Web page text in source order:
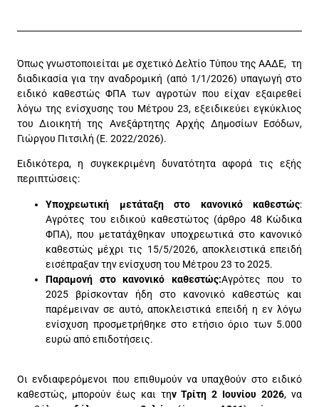
Όπως γνωστοποιείται με σχετικό Δελτίο Τύπου της ΑΑΔΕ, τη
διαδικασία για την αναδρομική (από 1/1/2026) υπαγωγή στο
ειδικό καθεστώς ΦΠΑ των αγροτών που είχαν εξαιρεθεί
λόγω της ενίσχυσης του Μέτρου 23, εξειδικεύει εγκύκλιος
του Διοικητή της Ανεξάρτητης Αρχής Δημοσίων Εσόδων,
Γιώργου Πιτσιλή (Ε. 2022/2026).
Ειδικότερα, η συγκεκριμένη δυνατότητα αφορά τις εξής
περιπτώσεις:
Υποχρεωτική μετάταξη στο κανονικό καθεστώς:
Αγρότες του ειδικού καθεστώτος (άρθρο 48 Κώδικα
ΦΠΑ), που μετατάχθηκαν υποχρεωτικά στο κανονικό
καθεστώς μέχρι τις 15/5/2026, αποκλειστικά επειδή
εισέπραξαν την ενίσχυση του Μέτρου 23 το 2025.
Παραμονή στο κανονικό καθεστώς:Αγρότες που το
2025 βρίσκονταν ήδη στο κανονικό καθεστώς και
παρέμειναν σε αυτό, αποκλειστικά επειδή η εν λόγω
ενίσχυση προσμετρήθηκε στο ετήσιο όριο των 5.000
ευρώ από επιδοτήσεις.
Οι ενδιαφερόμενοι που επιθυμούν να υπαχθούν στο ειδικό
καθεστώς, μπορούν έως και την Τρίτη 2 Ιουνίου 2026, να